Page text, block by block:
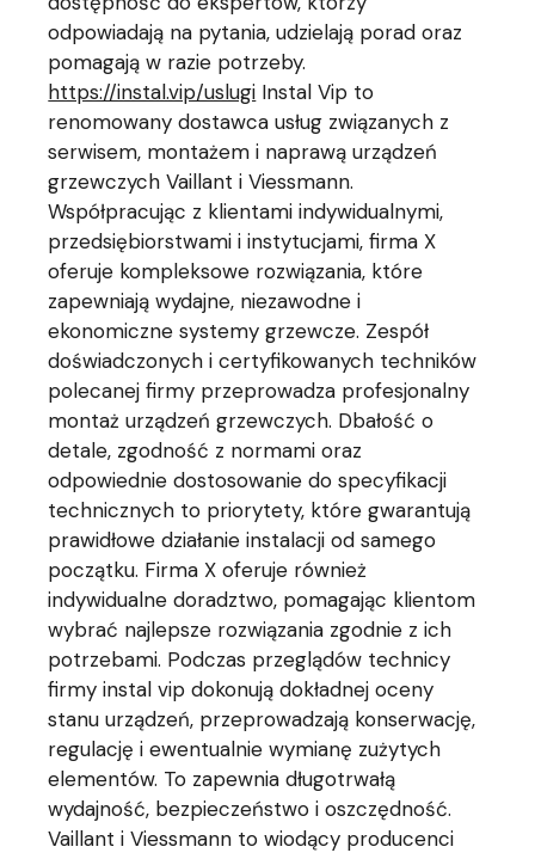
odpowiadają na pytania, udzielają porad oraz
pomagają w razie potrzeby.
https://instal.vip/uslugi Instal Vip to
renomowany dostawca usług związanych z
serwisem, montażem i naprawą urządzeń
grzewczych Vaillant i Viessmann.
Współpracując z klientami indywidualnymi,
przedsiębiorstwami i instytucjami, firma X
oferuje kompleksowe rozwiązania, które
zapewniają wydajne, niezawodne i
ekonomiczne systemy grzewcze. Zespół
doświadczonych i certyfikowanych techników
polecanej firmy przeprowadza profesjonalny
montaż urządzeń grzewczych. Dbałość o
detale, zgodność z normami oraz
odpowiednie dostosowanie do specyfikacji
technicznych to priorytety, które gwarantują
prawidłowe działanie instalacji od samego
początku. Firma X oferuje również
indywidualne doradztwo, pomagając klientom
wybrać najlepsze rozwiązania zgodnie z ich
potrzebami. Podczas przeglądów technicy
firmy instal vip dokonują dokładnej oceny
stanu urządzeń, przeprowadzają konserwację,
regulację i ewentualnie wymianę zużytych
elementów. To zapewnia długotrwałą
wydajność, bezpieczeństwo i oszczędność.
Vaillant i Viessmann to wiodący producenci